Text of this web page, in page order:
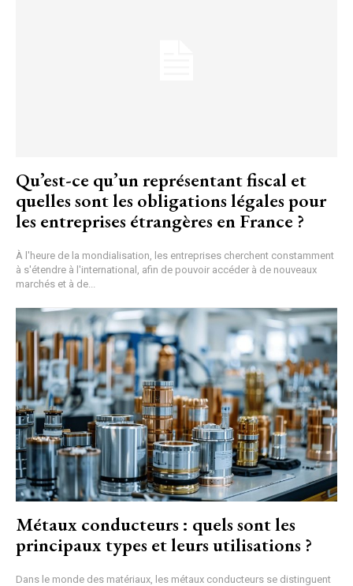
Qu’est-ce qu’un représentant fiscal et
quelles sont les obligations légales pour
les entreprises étrangères en France ?
À l'heure de la mondialisation, les entreprises cherchent constamment
à s'étendre à l'international, afin de pouvoir accéder à de nouveaux
marchés et à de...
Métaux conducteurs : quels sont les
principaux types et leurs utilisations ?
Dans le monde des matériaux, les métaux conducteurs se distinguent